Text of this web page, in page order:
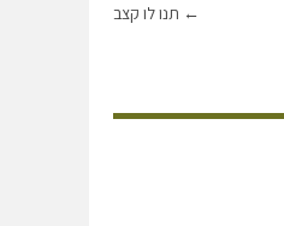
← תנו לו קצב